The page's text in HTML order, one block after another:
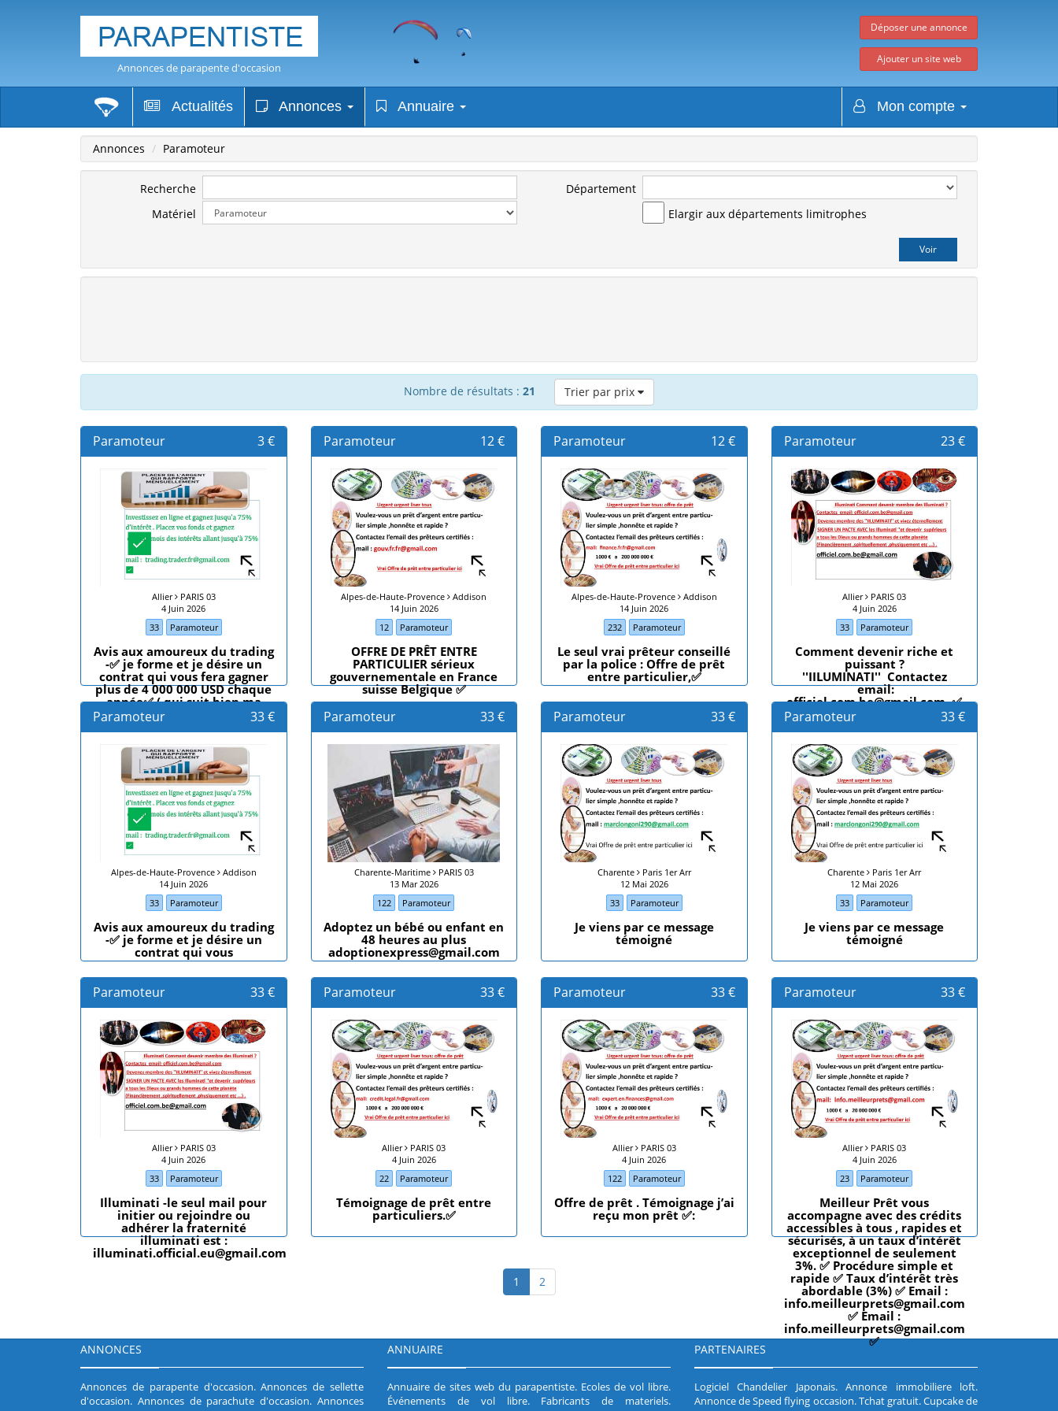
Annonces de parapente d'occasion
Déposer une annonce
Ajouter un site web
Actualités Annonces Annuaire Mon compte
Annonces Paramoteur
Recherche
Matériel
Département
Elargir aux départements limitrophes
Nombre de résultats : 21 Trier par prix
Paramoteur 3 €
Allier PARIS 03
4 Juin 2026
33
Paramoteur
Avis aux amoureux du trading
-✅ je forme et je désire un
contrat qui vous fera gagner
plus de 4 000 000 USD chaque
année✅ ( qui suit bien ma
formation sera capable de
Paramoteur 12 €
Alpes-de-Haute-Provence Addison
14 Juin 2026
12
Paramoteur
OFFRE DE PRÊT ENTRE
PARTICULIER sérieux
gouvernementale en France
suisse Belgique ✅
Paramoteur 12 €
Alpes-de-Haute-Provence Addison
14 Juin 2026
232
Paramoteur
Le seul vrai prêteur conseillé
par la police : Offre de prêt
entre particulier,✅
Paramoteur 23 €
Allier PARIS 03
4 Juin 2026
33
Paramoteur
Comment devenir riche et
puissant ?
''IILUMINATI'' Contactez
email:
officiel.com.be@gmail.com ✅
Paramoteur 33 €
Alpes-de-Haute-Provence Addison
14 Juin 2026
33
Paramoteur
Avis aux amoureux du trading
-✅ je forme et je désire un
contrat qui vous
Paramoteur 33 €
Charente-Maritime PARIS 03
13 Mar 2026
122
Paramoteur
Adoptez un bébé ou enfant en
48 heures au plus
adoptionexpress@gmail.com
Paramoteur 33 €
Charente Paris 1er Arr
12 Mai 2026
33
Paramoteur
Je viens par ce message
témoigné
Paramoteur 33 €
Charente Paris 1er Arr
12 Mai 2026
33
Paramoteur
Je viens par ce message
témoigné
Paramoteur 33 €
Allier PARIS 03
4 Juin 2026
33
Paramoteur
Illuminati -le seul mail pour
initier ou rejoindre ou
adhérer la fraternité
illuminati est :
illuminati.official.eu@gmail.com
Paramoteur 33 €
Allier PARIS 03
4 Juin 2026
22
Paramoteur
Témoignage de prêt entre
particuliers.✅
Paramoteur 33 €
Allier PARIS 03
4 Juin 2026
122
Paramoteur
Offre de prêt . Témoignage j’ai
reçu mon prêt ✅:
Paramoteur 33 €
Allier PARIS 03
4 Juin 2026
23
Paramoteur
Meilleur Prêt vous
accompagne avec des crédits
accessibles à tous , rapides et
sécurisés, à un taux d’intérêt
exceptionnel de seulement
3%. ✅ Procédure simple et
rapide ✅ Taux d’intérêt très
abordable (3%) ✅ Email :
info.meilleurprets@gmail.com
✅ Email :
info.meilleurprets@gmail.com
✅
1 2
ANNONCES
Annonces de parapente d'occasion.Annonces de sellette
d'occasion. Annonces de parachute d'occasion.Annonces
ANNUAIRE
Annuaire de sites web du parapentiste. Ecoles de vol libre.
Événements de vol libre. Fabricants de materiels.
PARTENAIRES
Logiciel Chandelier Japonais.Annonce immobiliere loft.
Annonce de Speed flying occasion.Tchat gratuit.Cupcake de